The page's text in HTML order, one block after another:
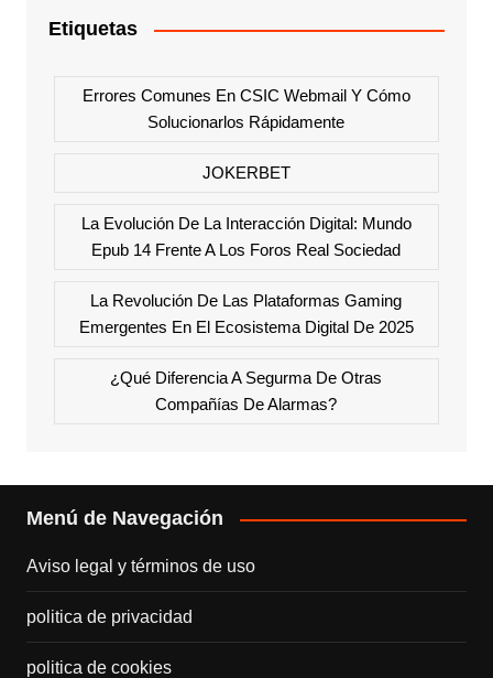
Etiquetas
Errores Comunes En CSIC Webmail Y Cómo
Solucionarlos Rápidamente
JOKERBET
La Evolución De La Interacción Digital: Mundo
Epub 14 Frente A Los Foros Real Sociedad
La Revolución De Las Plataformas Gaming
Emergentes En El Ecosistema Digital De 2025
¿Qué Diferencia A Segurma De Otras
Compañías De Alarmas?
Menú de Navegación
Aviso legal y términos de uso
politica de privacidad
politica de cookies